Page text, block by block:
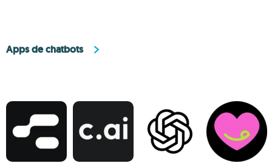
Apps de chatbots